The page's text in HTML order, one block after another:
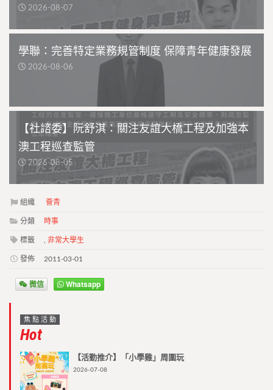
2026-08-07
學聯：完善特定業務規管制度 保障青年健康發展
2026-08-06
【社諮委】阮舒淇：關注友誼大橋工程及加強本
澳工程巡查監管
2026-08-05
組織 薈青
分類 時事
標籤 非常大學生
發佈 2011-03-01
微信 Whatsapp
焦點活動
Hot
【活動推介】「小學雞」周圍玩
2026-07-08